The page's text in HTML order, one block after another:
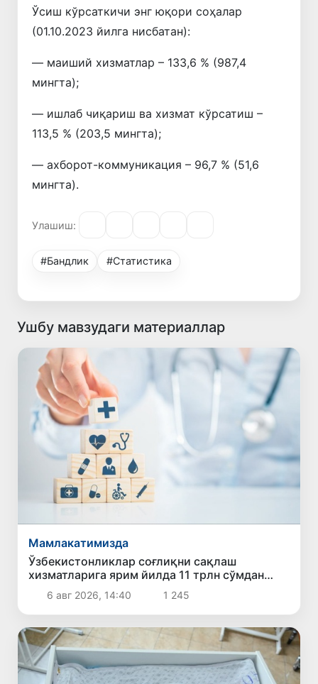
Ўсиш кўрсаткичи энг юқори соҳалар
(01.10.2023 йилга нисбатан):
— маиший хизматлар – 133,6 % (987,4
мингта);
— ишлаб чиқариш ва хизмат кўрсатиш –
113,5 % (203,5 мингта);
— ахборот-коммуникация – 96,7 % (51,6
мингта).
Улашиш:
#Бандлик #Статистика
Ушбу мавзудаги материаллар
Мамлакатимизда
Ўзбекистонликлар соғлиқни сақлаш
хизматларига ярим йилда 11 трлн сўмдан
зиёд маблағ сарфлади
6 авг 2026, 14:40 1 245